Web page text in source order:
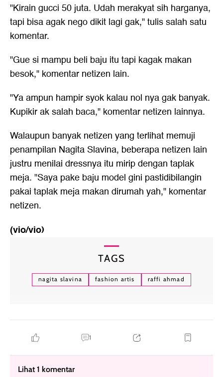
"Kirain gucci 50 juta. Udah merakyat sih harganya,
tapi bisa agak nego dikit lagi gak," tulis salah satu
komentar.
"Gue si mampu beli baju itu tapi kagak makan
besok," komentar netizen lain.
"Ya ampun hampir syok kalau nol nya gak banyak.
Kupikir ak salah baca," komentar netizen lainnya.
Walaupun banyak netizen yang terlihat memuji
penampilan Nagita Slavina, beberapa netizen lain
justru menilai dressnya itu mirip dengan taplak
meja. "Saya pake baju model gini pastidibilangin
pakai taplak meja makan dirumah yah," komentar
netizen.
(vio/vio)
TAGS
nagita slavina fashion artis raffi ahmad
1
Lihat 1 komentar